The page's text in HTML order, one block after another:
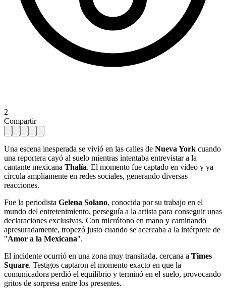
2
Compartir
Una escena inesperada se vivió en las calles de Nueva York cuando
una reportera cayó al suelo mientras intentaba entrevistar a la
cantante mexicana Thalía. El momento fue captado en video y ya
circula ampliamente en redes sociales, generando diversas
reacciones.
Fue la periodista Gelena Solano, conocida por su trabajo en el
mundo del entretenimiento, perseguía a la artista para conseguir unas
declaraciones exclusivas. Con micrófono en mano y caminando
apresuradamente, tropezó justo cuando se acercaba a la intérprete de
"Amor a la Mexicana".
El incidente ocurrió en una zona muy transitada, cercana a Times
Square. Testigos captaron el momento exacto en que la
comunicadora perdió el equilibrio y terminó en el suelo, provocando
gritos de sorpresa entre los presentes.